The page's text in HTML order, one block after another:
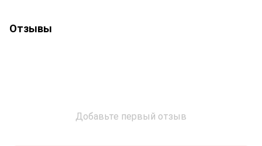
Отзывы
Добавьте первый отзыв